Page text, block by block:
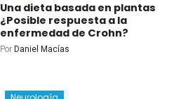
Una dieta basada en plantas
¿Posible respuesta a la
enfermedad de Crohn?
Por Daniel Macías